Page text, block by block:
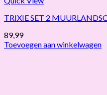
TRIXIE SET 2
89,99
Toevoegen aan winkelwagen